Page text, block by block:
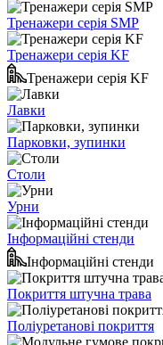
Тренажери серія SMP
Тренажери серія KF
Тренажери серія KF
Лавки
Парковки, зупинки
Столи
Урни
Інформаційні стенди
Інформаційні стенди
Покриття штучна трава
Поліуретанові покриття